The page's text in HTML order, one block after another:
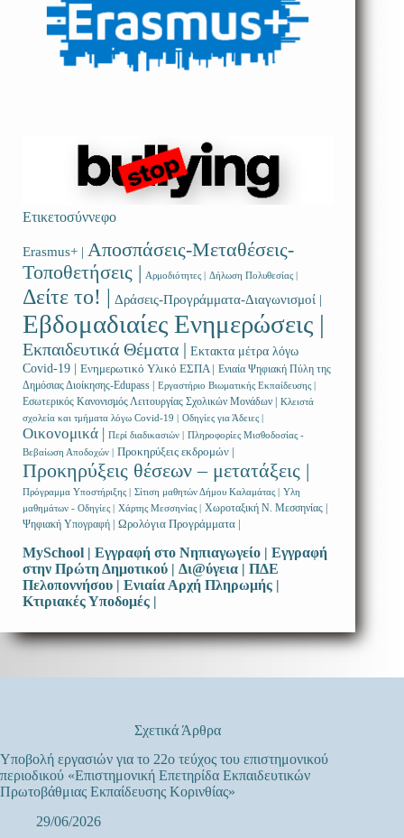
Ετικετοσύννεφο
Erasmus+ | Αποσπάσεις-Μεταθέσεις-
Τοποθετήσεις | Αρμοδιότητες | Δήλωση Πολυθεσίας |
Δείτε το! | Δράσεις-Προγράμματα-Διαγωνισμοί |
Εβδομαδιαίες Ενημερώσεις |
Εκπαιδευτικά Θέματα | Εκτακτα μέτρα λόγω
Covid-19 | Ενημερωτικό Υλικό ΕΣΠΑ | Ενιαία Ψηφιακή Πύλη της
Δημόσιας Διοίκησης-Edupass |
Εργαστήριο Βιωματικής Εκπαίδευσης |
Εσωτερικός Κανονισμός Λειτουργίας Σχολικών Μονάδων |
Κλειστά
σχολεία και τμήματα λόγω Covid-19 |
Οδηγίες για Άδειες |
Οικονομικά | Περί διαδικασιών |
Πληροφορίες Μισθοδοσίας -
Βεβαίωση Αποδοχών |
Προκηρύξεις εκδρομών |
Προκηρύξεις θέσεων – μετατάξεις |
Πρόγραμμα Υποστήριξης | Σίτιση μαθητών Δήμου Καλαμάτας |
Υλη
μαθημάτων - Οδηγίες |
Χάρτης Μεσσηνίας |
Χωροταξική Ν. Μεσσηνίας |
Ψηφιακή Υπογραφή |
Ωρολόγια Προγράμματα |
MySchool | Εγγραφή στο Νηπιαγωγείο | Εγγραφή
στην Πρώτη Δημοτικού | Δι@ύγεια | ΠΔΕ
Πελοποννήσου | Ενιαία Αρχή Πληρωμής |
Κτιριακές Υποδομές |
Σχετικά Άρθρα
Υποβολή εργασιών για το 22ο τεύχος του επιστημονικού
περιοδικού «Επιστημονική Επετηρίδα Εκπαιδευτικών
Πρωτοβάθμιας Εκπαίδευσης Κορινθίας»
29/06/2026